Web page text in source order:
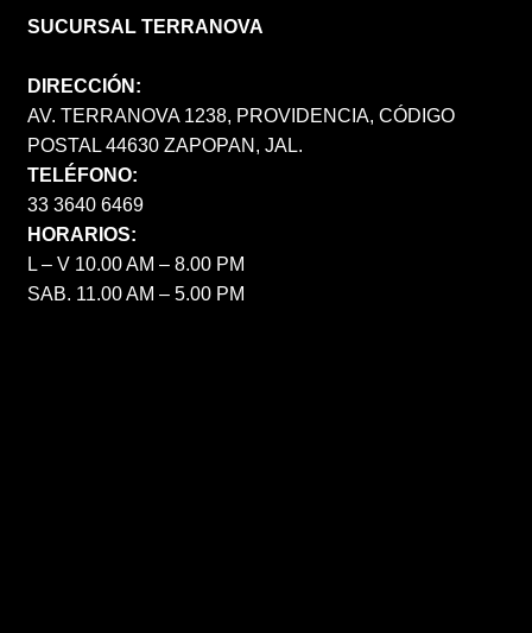
SUCURSAL TERRANOVA
DIRECCIÓN:
AV. TERRANOVA 1238, PROVIDENCIA, CÓDIGO
POSTAL 44630 ZAPOPAN, JAL.
TELÉFONO:
33 3640 6469
HORARIOS:
L – V 10.00 AM – 8.00 PM
SAB. 11.00 AM – 5.00 PM